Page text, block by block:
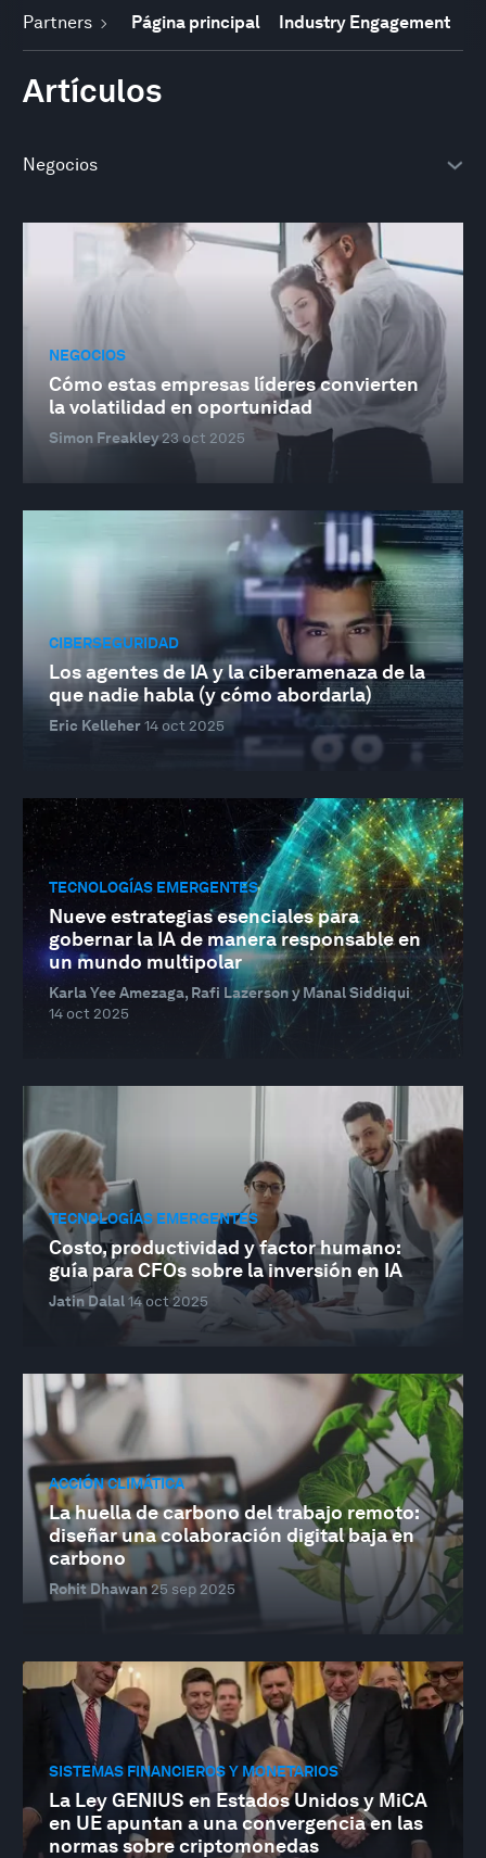
Partners Página principal Industry Engagement
Artículos
NEGOCIOS
Cómo estas empresas líderes convierten
la volatilidad en oportunidad
Simon Freakley23 oct 2025
CIBERSEGURIDAD
Los agentes de IA y la ciberamenaza de la
que nadie habla (y cómo abordarla)
Eric Kelleher14 oct 2025
TECNOLOGÍAS EMERGENTES
Nueve estrategias esenciales para
gobernar la IA de manera responsable en
un mundo multipolar
Karla Yee Amezaga, Rafi Lazerson y Manal Siddiqui
14 oct 2025
TECNOLOGÍAS EMERGENTES
Costo, productividad y factor humano:
guía para CFOs sobre la inversión en IA
Jatin Dalal14 oct 2025
ACCIÓN CLIMÁTICA
La huella de carbono del trabajo remoto:
diseñar una colaboración digital baja en
carbono
Rohit Dhawan25 sep 2025
SISTEMAS FINANCIEROS Y MONETARIOS
La Ley GENIUS en Estados Unidos y MiCA
en UE apuntan a una convergencia en las
normas sobre criptomonedas